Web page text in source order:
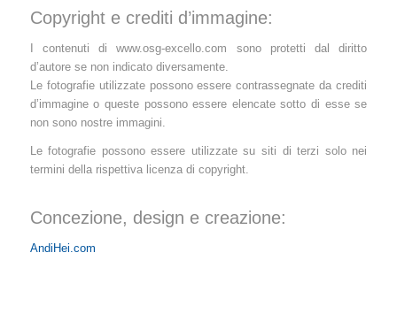
Copyright e crediti d’immagine:
I contenuti di www.osg-excello.com sono protetti dal diritto
d’autore se non indicato diversamente.
Le fotografie utilizzate possono essere contrassegnate da crediti
d’immagine o queste possono essere elencate sotto di esse se
non sono nostre immagini.
Le fotografie possono essere utilizzate su siti di terzi solo nei
termini della rispettiva licenza di copyright.
Concezione, design e creazione:
AndiHei.com